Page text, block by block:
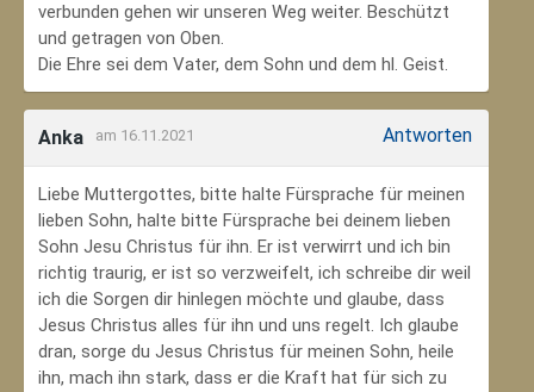
verbunden gehen wir unseren Weg weiter. Beschützt
und getragen von Oben.
Die Ehre sei dem Vater, dem Sohn und dem hl. Geist.
Anka am 16.11.2021 Antworten
Liebe Muttergottes, bitte halte Fürsprache für meinen
lieben Sohn, halte bitte Fürsprache bei deinem lieben
Sohn Jesu Christus für ihn. Er ist verwirrt und ich bin
richtig traurig, er ist so verzweifelt, ich schreibe dir weil
ich die Sorgen dir hinlegen möchte und glaube, dass
Jesus Christus alles für ihn und uns regelt. Ich glaube
dran, sorge du Jesus Christus für meinen Sohn‚ heile
ihn, mach ihn stark, dass er die Kraft hat für sich zu